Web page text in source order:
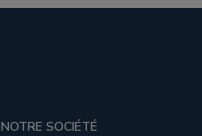
NOTRE SOCIÉTÉ